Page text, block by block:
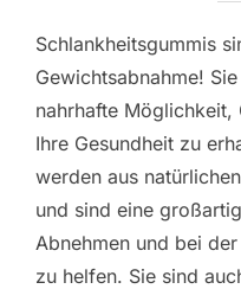
Schlankheitsgummis
Gewichtsabnahme!
nahrhafte Möglichkeit,
Ihre Gesundheit zu
werden aus
und sind eine
Abnehmen und bei
zu helfen. Sie sind